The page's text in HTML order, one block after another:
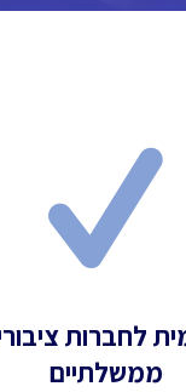
לחברות
ממשלתיים